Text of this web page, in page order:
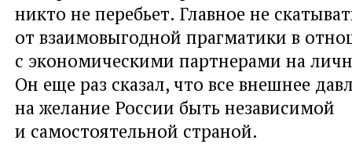
никто не перебьет. Главное не
от взаимовыгодной прагматики в
с экономическими партнерами на
Он еще раз сказал, что все внешнее
на желание России быть независимой
и самостоятельной страной.